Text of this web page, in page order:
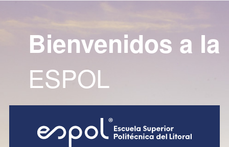
Bienvenidos a la
ESPOL